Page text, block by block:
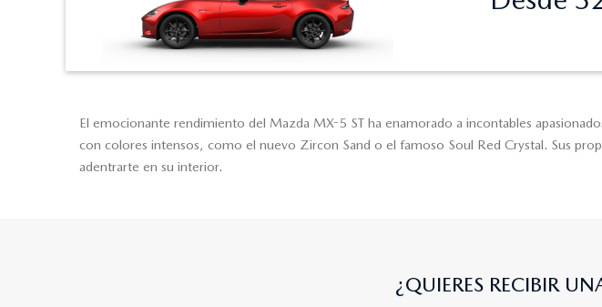
El emocionante rendimiento del Mazda MX-5 ST ha enamorado a incontables
con colores intensos, como el nuevo Zircon Sand o el famoso Soul Red Crystal. Sus
adentrarte en su interior.
¿QUIERES RECIBIR